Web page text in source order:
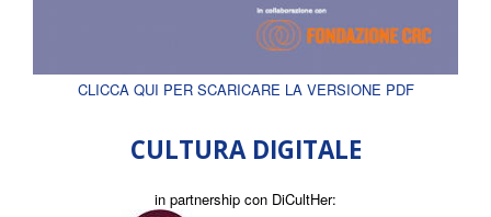
CLICCA QUI PER SCARICARE LA VERSIONE PDF
CULTURA DIGITALE
in partnership con DiCultHer: